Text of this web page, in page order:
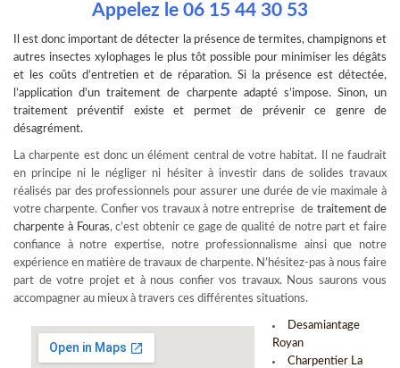
Appelez le 06 15 44 30 53
Il est donc important dedétecter la présence de termites, champignons et
autres insectes xylophages le plus tôt possible pour minimiser les dégâts
et les coûts d’entretien et de réparation. Si la présence est détectée,
l’application d’un traitement de charpente adapté s’impose. Sinon, un
traitement préventif existe et permet de prévenir ce genre de
désagrément.
La charpente est donc un élément central de votre habitat. Il ne faudrait
en principe ni le négliger ni hésiter à investir dans de solides travaux
réalisés par des professionnels pour assurer une durée de vie maximale à
votre charpente. Confier vos travaux à notre entreprise de traitement de
charpente à Fouras, c’est obtenir ce gage de qualité de notre part et faire
confiance à notre expertise, notre professionnalisme ainsi que notre
expérience en matière de travaux de charpente. N’hésitez-pas à nous faire
part de votre projet et à nous confier vos travaux. Nous saurons vous
accompagner au mieux à travers ces différentes situations.
Desamiantage
Royan
Charpentier La